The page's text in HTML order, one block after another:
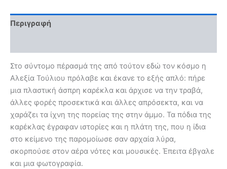
Περιγραφή
Στο σύντομο πέρασμά της από τούτον εδώ τον κόσμο η
Αλεξία Τούλιου πρόλαβε και έκανε το εξής απλό: πήρε
μια πλαστική άσπρη καρέκλα και άρχισε να την τραβά,
άλλες φορές προσεκτικά και άλλες απρόσεκτα, και να
χαράζει τα ίχνη της πορείας της στην άμμο. Τα πόδια της
καρέκλας έγραφαν ιστορίες και η πλάτη της, που η ίδια
στο κείμενο της παρομοίωσε σαν αρχαία λύρα,
σκορπούσε στον αέρα νότες και μουσικές. Έπειτα έβγαλε
και μια φωτογραφία.